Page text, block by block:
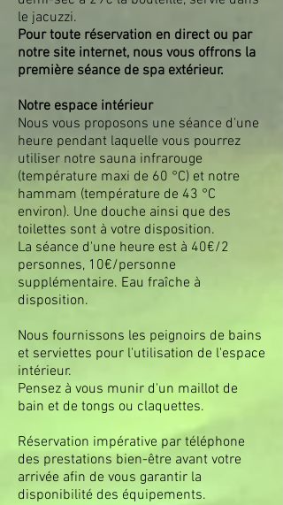
le jacuzzi.
Pour toute réservation en direct ou par
notre site internet, nous vous offrons la
première séance de spa extérieur.
Notre espace intérieur
Nous vous proposons une séance d'une
heure pendant laquelle vous pourrez
utiliser notre sauna infrarouge
(température maxi de 60 °C) et notre
hammam (température de 43 °C
environ). Une douche ainsi que des
toilettes sont à votre disposition.
La séance d'une heure est à 40€/2
personnes, 10€/personne
supplémentaire. Eau fraîche à
disposition.
Nous fournissons les peignoirs de bains
et serviettes pour l'utilisation de l'espace
intérieur.
Pensez à vous munir d'un maillot de
bain et de tongs ou claquettes.
Réservation impérative par téléphone
des prestations bien-être avant votre
arrivée afin de vous garantir la
disponibilité des équipements.